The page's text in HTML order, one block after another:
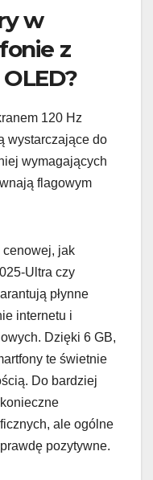
w
z
120 Hz
wystarczające do
wymagających
flagowym
cenowej, jak
Ultra czy
płynne
internetu i
Dzięki 6 GB,
te świetnie
Do bardziej
ale ogólne
pozytywne.